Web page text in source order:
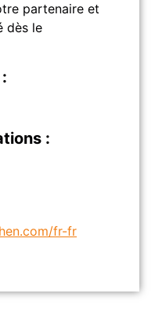
partenaire et
dès le
:
fr-fr